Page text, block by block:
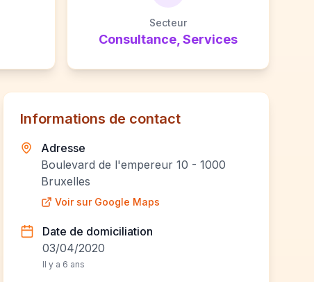
Secteur
Consultance, Services
Informations de contact
Adresse
Boulevard de l'empereur 10 - 1000
Bruxelles
Voir sur Google Maps
Date de domiciliation
03/04/2020
Il y a 6 ans